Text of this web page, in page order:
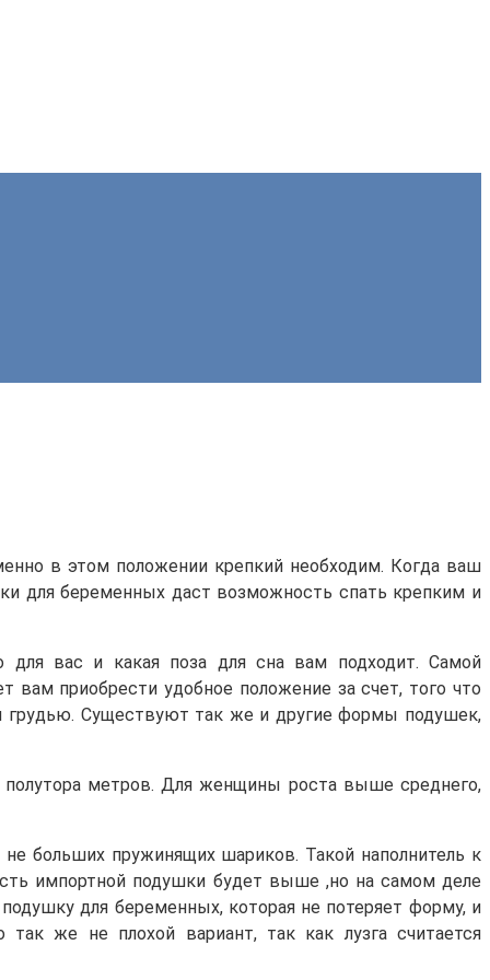
в этом положении крепкий необходим. Когда ваш
для беременных даст возможность спать крепким и
вас и какая поза для сна вам подходит. Самой
приобрести удобное положение за счет, того что
грудью. Существуют так же и другие формы подушек,
метров. Для женщины роста выше среднего,
больших пружинящих шариков. Такой наполнитель к
импортной подушки будет выше ,но на самом деле
для беременных, которая не потеряет форму, и
так же не плохой вариант, так как лузга считается